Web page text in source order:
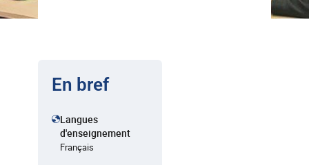
En bref
Langues
d'enseignement
Français